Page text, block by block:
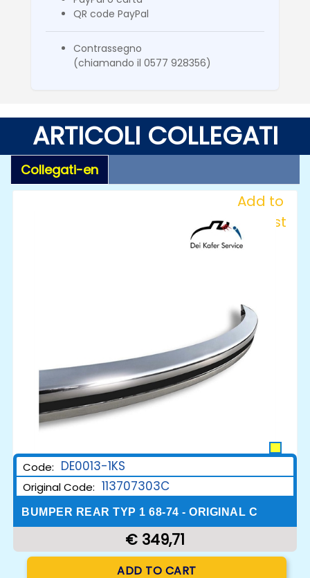
QR code PayPal
Contrassegno
(chiamando il 0577 928356)
ARTICOLI COLLEGATI
Collegati-en
Add to
Wishlist
Code: DE0013-1KS
Original Code: 113707303C
BUMPER REAR TYP 1 68-74 - ORIGINAL C
€ 349,71
Quantity
ADD TO CART